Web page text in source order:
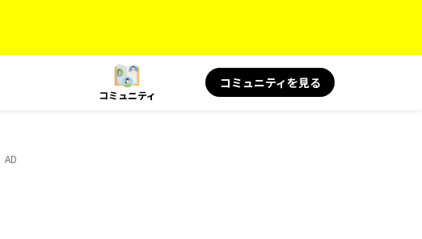
コミュニティ
コミュニティを見る
AD